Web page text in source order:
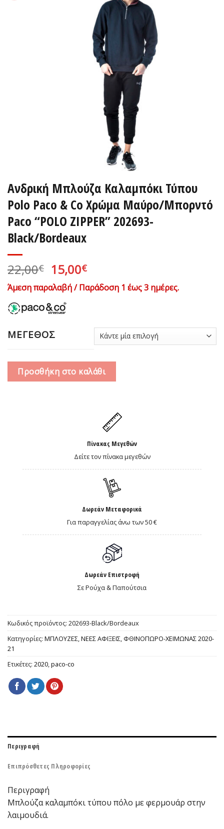
Ανδρική Μπλούζα Καλαμπόκι Τύπου
Polo Paco & Co Χρώμα Μαύρο/Μπορντό
Paco “POLO ZIPPER” 202693-
Black/Bordeaux
22,00€ Original
price
was:
22,00€.
15,00€Η
τρέχουσα
τιμή
Άμεση παραλαβή / Παράδοση 1 έως 3 ημέρες.
ΜΕΓΕΘΟΣ
Προσθήκη στο καλάθι
Πίνακας Μεγεθών
Δείτε τον πίνακα μεγεθών
Δωρεάν Μεταφορικά
Για παραγγελίας άνω των 50 €
Δωρεάν Επιστροφή
Σε Ρούχα & Παπούτσια
Κωδικός προϊόντος: 202693-Black/Bordeaux
Κατηγορίες: ΜΠΛΟΥΖΕΣ,ΝΕΕΣ ΑΦΙΞΕΙΣ, ΦΘΙΝΟΠΩΡΟ-ΧΕΙΜΩΝΑΣ 2020-
21
Ετικέτες: 2020,paco-co
Περιγραφή
Επιπρόσθετες Πληροφορίες
Περιγραφή
Μπλούζα καλαμπόκι τύπου πόλο με φερμουάρ στην
λαιμουδιά.